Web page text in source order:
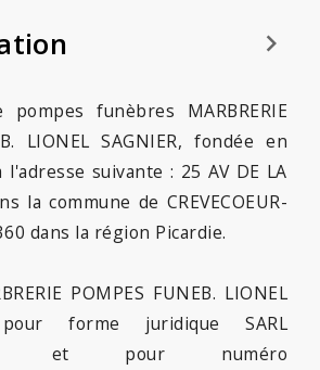
keyboard_arrow_right
pompes funèbres MARBRERIE
LIONEL SAGNIER, fondée en
suivante : 25 AV DE LA
la commune de CREVECOEUR-
dans la région Picardie.
POMPES FUNEB. LIONEL
forme juridique SARL
et pour numéro